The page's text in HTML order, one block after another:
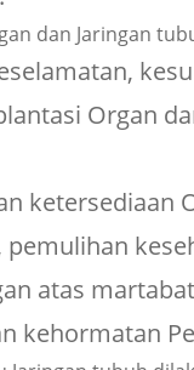
dan Jaringan
Organ
ketersediaan
atas
kehormatan